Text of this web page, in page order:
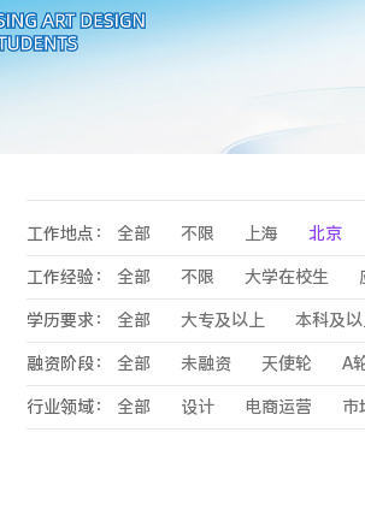
工作地点： 全部 不限 上海 北京
工作经验： 全部 不限 大学在校生
学历要求： 全部 大专及以上 本科及以
融资阶段： 全部 未融资 天使轮 A
行业领域： 全部 设计 电商运营 市